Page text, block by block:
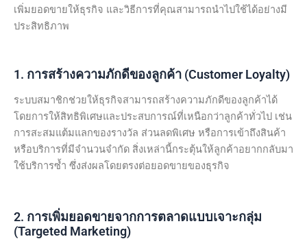
เพิ่มยอดขายให้ธุรกิจ และวิธีการที่คุณสามารถนำไปใช้ได้อย่างมี
ประสิทธิภาพ
1. การสร้างความภักดีของลูกค้า (Customer Loyalty)
ระบบสมาชิกช่วยให้ธุรกิจสามารถสร้างความภักดีของลูกค้าได้
โดยการให้สิทธิพิเศษและประสบการณ์ที่เหนือกว่าลูกค้าทั่วไป เช่น
การสะสมแต้มแลกของรางวัล ส่วนลดพิเศษ หรือการเข้าถึงสินค้า
หรือบริการที่มีจำนวนจำกัด สิ่งเหล่านี้กระตุ้นให้ลูกค้าอยากกลับมา
ใช้บริการซ้ำ ซึ่งส่งผลโดยตรงต่อยอดขายของธุรกิจ
2. การเพิ่มยอดขายจากการตลาดแบบเจาะกลุ่ม
(Targeted Marketing)